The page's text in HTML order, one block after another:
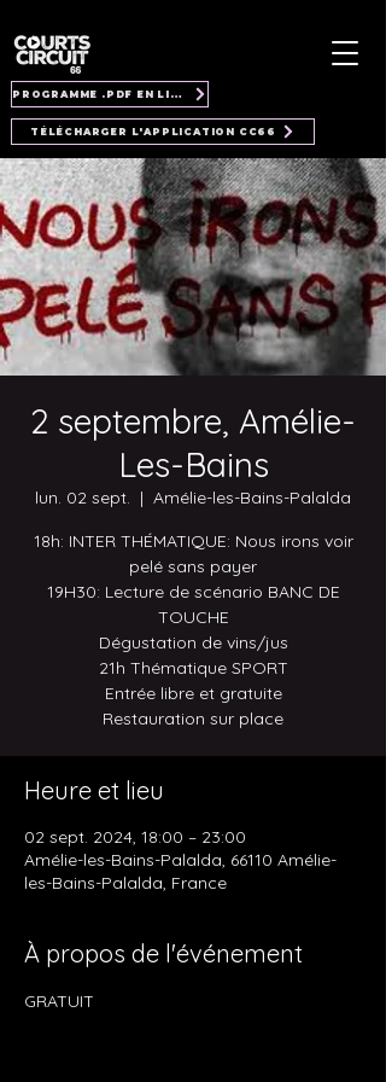
PROGRAMME .PDF EN LIGNE
TÉLÉCHARGER L'APPLICATION CC66
2 septembre, Amélie-
Les-Bains
lun. 02 sept.
  |
Amélie-les-Bains-Palalda
18h: INTER THÉMATIQUE: Nous irons voir
pelé sans payer
19H30: Lecture de scénario BANC DE
TOUCHE
Dégustation de vins/jus
21h Thématique SPORT
Entrée libre et gratuite
Restauration sur place
Heure et lieu
02 sept. 2024, 18:00 – 23:00
Amélie-les-Bains-Palalda, 66110 Amélie-
les-Bains-Palalda, France
À propos de l'événement
GRATUIT